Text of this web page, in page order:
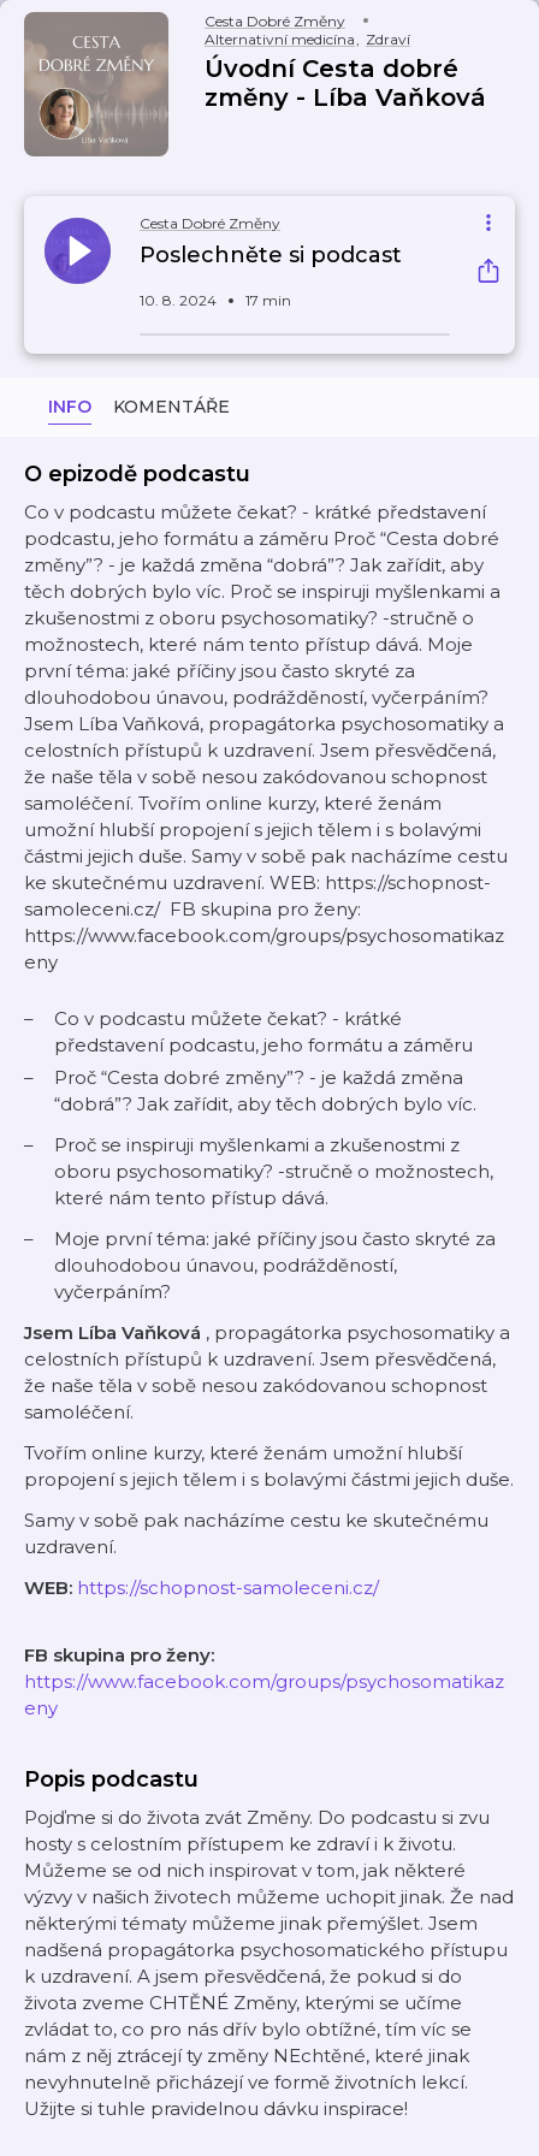
Cesta Dobré Změny
Alternativní medicína, Zdraví
Úvodní Cesta dobré
změny - Líba Vaňková
Cesta Dobré Změny
Poslechněte si podcast
10. 8. 2024 17 min
INFO KOMENTÁŘE
O epizodě podcastu
Co v podcastu můžete čekat? - krátké představení
podcastu, jeho formátu a záměru Proč “Cesta dobré
změny”? - je každá změna “dobrá”? Jak zařídit, aby
těch dobrých bylo víc. Proč se inspiruji myšlenkami a
zkušenostmi z oboru psychosomatiky? -stručně o
možnostech, které nám tento přístup dává. Moje
první téma: jaké příčiny jsou často skryté za
dlouhodobou únavou, podrážděností, vyčerpáním?
Jsem Líba Vaňková, propagátorka psychosomatiky a
celostních přístupů k uzdravení. Jsem přesvědčená,
že naše těla v sobě nesou zakódovanou schopnost
samoléčení. Tvořím online kurzy, které ženám
umožní hlubší propojení s jejich tělem i s bolavými
částmi jejich duše. Samy v sobě pak nacházíme cestu
ke skutečnému uzdravení. WEB: https://schopnost-
samoleceni.cz/ FB skupina pro ženy:
https://www.facebook.com/groups/psychosomatikaz
eny
Co v podcastu můžete čekat? - krátké
představení podcastu, jeho formátu a záměru
Proč “Cesta dobré změny”? - je každá změna
“dobrá”? Jak zařídit, aby těch dobrých bylo víc.
Proč se inspiruji myšlenkami a zkušenostmi z
oboru psychosomatiky? -stručně o možnostech,
které nám tento přístup dává.
Moje první téma: jaké příčiny jsou často skryté za
dlouhodobou únavou, podrážděností,
vyčerpáním?
Jsem Líba Vaňková , propagátorka psychosomatiky a
celostních přístupů k uzdravení. Jsem přesvědčená,
že naše těla v sobě nesou zakódovanou schopnost
samoléčení.
Tvořím online kurzy, které ženám umožní hlubší
propojení s jejich tělem i s bolavými částmi jejich duše.
Samy v sobě pak nacházíme cestu ke skutečnému
uzdravení.
WEB: https://schopnost-samoleceni.cz/
FB skupina pro ženy:
https://www.facebook.com/groups/psychosomatikaz
eny
Popis podcastu
Pojďme si do života zvát Změny. Do podcastu si zvu
hosty s celostním přístupem ke zdraví i k životu.
Můžeme se od nich inspirovat v tom, jak některé
výzvy v našich životech můžeme uchopit jinak. Že nad
některými tématy můžeme jinak přemýšlet. Jsem
nadšená propagátorka psychosomatického přístupu
k uzdravení. A jsem přesvědčená, že pokud si do
života zveme CHTĚNÉ Změny, kterými se učíme
zvládat to, co pro nás dřív bylo obtížné, tím víc se
nám z něj ztrácejí ty změny NEchtěné, které jinak
nevyhnutelně přicházejí ve formě životních lekcí.
Užijte si tuhle pravidelnou dávku inspirace!